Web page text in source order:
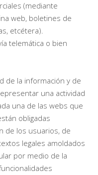
(mediante
web, boletines de
etcétera).
telemática o bien
de la información y de
una actividad
una de las webs que
obligadas
de los usuarios, de
legales amoldados
por medio de la